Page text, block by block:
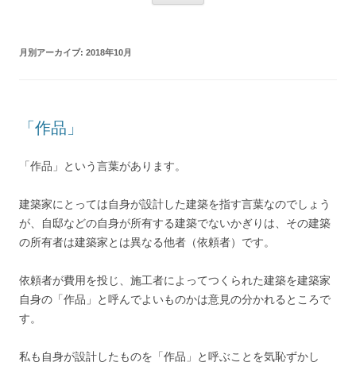
月別アーカイブ: 2018年10月
「作品」
「作品」という言葉があります。
建築家にとっては自身が設計した建築を指す言葉なのでしょう
が、自邸などの自身が所有する建築でないかぎりは、その建築
の所有者は建築家とは異なる他者（依頼者）です。
依頼者が費用を投じ、施工者によってつくられた建築を建築家
自身の「作品」と呼んでよいものかは意見の分かれるところで
す。
私も自身が設計したものを「作品」と呼ぶことを気恥ずかし